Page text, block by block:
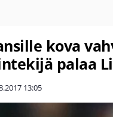
kova
palaa
13:05